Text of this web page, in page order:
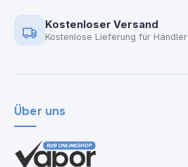
Kostenloser Versand
Kostenlose Lieferung für Händler
Über uns